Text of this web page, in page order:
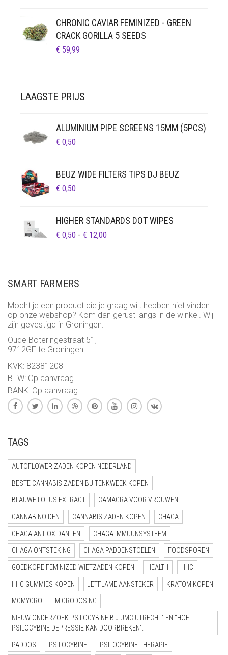
CHRONIC CAVIAR FEMINIZED - GREEN
CRACK GORILLA 5 SEEDS
€ 59,99
LAAGSTE PRIJS
ALUMINIUM PIPE SCREENS 15MM (5PCS)
€ 0,50
BEUZ WIDE FILTERS TIPS DJ BEUZ
€ 0,50
HIGHER STANDARDS DOT WIPES
€ 0,50 - € 12,00
SMART FARMERS
Mocht je een product die je graag wilt hebben niet vinden
op onze webshop? Kom dan gerust langs in de winkel. Wij
zijn gevestigd in Groningen.
Oude Boteringestraat 51,
9712GE te Groningen
KVK: 82381208
BTW: Op aanvraag
BANK: Op aanvraag
TAGS
AUTOFLOWER ZADEN KOPEN NEDERLAND
BESTE CANNABIS ZADEN BUITENKWEEK KOPEN
BLAUWE LOTUS EXTRACT CAMAGRA VOOR VROUWEN
CANNABINOIDEN CANNABIS ZADEN KOPEN CHAGA
CHAGA ANTIOXIDANTEN CHAGA IMMUUNSYSTEEM
CHAGA ONTSTEKING CHAGA PADDENSTOELEN FOODSPOREN
GOEDKOPE FEMINIZED WIETZADEN KOPEN HEALTH HHC
HHC GUMMIES KOPEN JETFLAME AANSTEKER KRATOM KOPEN
MCMYCRO MICRODOSING
NIEUW ONDERZOEK PSILOCYBINE BIJ UMC UTRECHT” EN “HOE
PSILOCYBINE DEPRESSIE KAN DOORBREKEN”.
PADDOS PSILOCYBINE PSILOCYBINE THERAPIE